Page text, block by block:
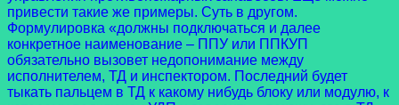
привести такие же примеры. Суть в другом.
Формулировка «должны подключаться и далее
конкретное наименование – ППУ или ППКУП
обязательно вызовет недопонимание между
исполнителем, ТД и инспектором. Последний будет
тыкать пальцем в ТД к какому нибудь блоку или модулю, к